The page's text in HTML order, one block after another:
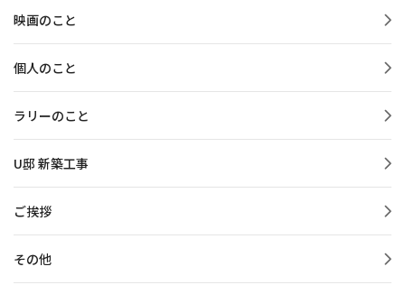
映画のこと
個人のこと
ラリーのこと
U邸 新築工事
ご挨拶
その他